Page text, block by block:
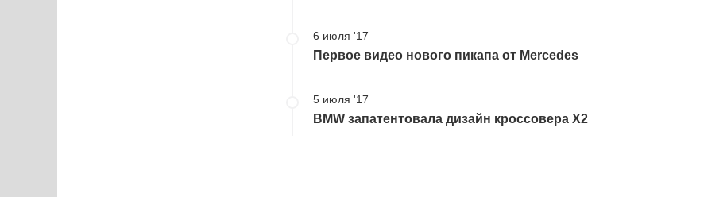
6 июля '17
Первое видео нового пикапа от Mercedes
5 июля '17
BMW запатентовала дизайн кроссовера X2